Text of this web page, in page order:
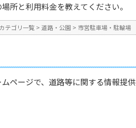
所と利用料金を教えてください。
カテゴリ一覧 > 道路・公園 > 市営駐車場・駐輪場
ページで、道路等に関する情報提